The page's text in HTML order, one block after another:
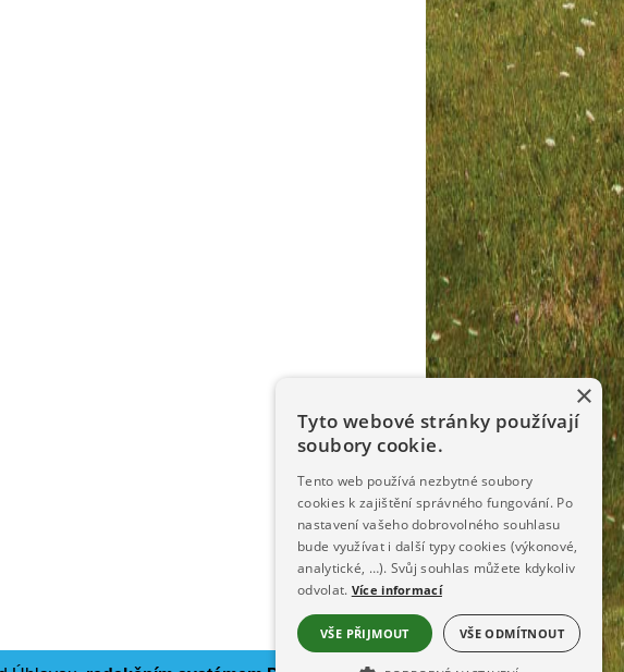
×
Tyto webové stránky používají
soubory cookie.
Tento web používá nezbytné soubory
cookies k zajištění správného fungování. Po
nastavení vašeho dobrovolného souhlasu
bude využívat i další typy cookies (výkonové,
analytické, …). Svůj souhlas můžete kdykoliv
odvolat. Více informací
VŠE PŘIJMOUT VŠE ODMÍTNOUT